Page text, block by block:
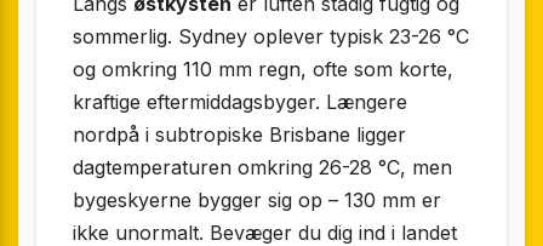
sommerlig. Sydney oplever typisk 23-26 °C
og omkring 110 mm regn, ofte som korte,
kraftige eftermiddagsbyger. Længere
nordpå i subtropiske Brisbane ligger
dagtemperaturen omkring 26-28 °C, men
bygeskyerne bygger sig op – 130 mm er
ikke unormalt. Bevæger du dig ind i landet